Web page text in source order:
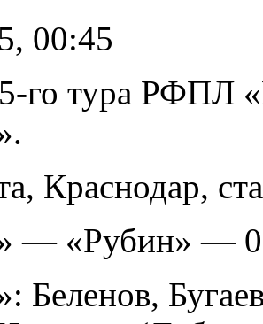
00:45
го тура РФПЛ
Краснодар,
— «Рубин» —
Беленов,